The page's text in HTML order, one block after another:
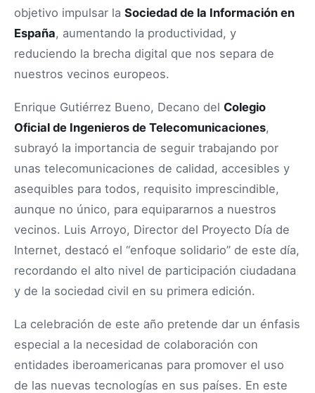
objetivo impulsar la Sociedad de la Información en
España, aumentando la productividad, y
reduciendo la brecha digital que nos separa de
nuestros vecinos europeos.
Enrique Gutiérrez Bueno, Decano del Colegio
Oficial de Ingenieros de Telecomunicaciones,
subrayó la importancia de seguir trabajando por
unas telecomunicaciones de calidad, accesibles y
asequibles para todos, requisito imprescindible,
aunque no único, para equipararnos a nuestros
vecinos. Luis Arroyo, Director del Proyecto Día de
Internet, destacó el “enfoque solidario” de este día,
recordando el alto nivel de participación ciudadana
y de la sociedad civil en su primera edición.
La celebración de este año pretende dar un énfasis
especial a la necesidad de colaboración con
entidades iberoamericanas para promover el uso
de las nuevas tecnologías en sus países. En este